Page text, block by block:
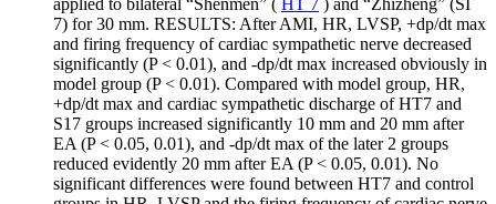
7) for 30 mm. RESULTS: After AMI, HR, LVSP, +dp/dt max
and firing frequency of cardiac sympathetic nerve decreased
significantly (P < 0.01), and -dp/dt max increased obviously in
model group (P < 0.01). Compared with model group, HR,
+dp/dt max and cardiac sympathetic discharge of HT7 and
S17 groups increased significantly 10 mm and 20 mm after
EA (P < 0.05, 0.01), and -dp/dt max of the later 2 groups
reduced evidently 20 mm after EA (P < 0.05, 0.01). No
significant differences were found between HT7 and control